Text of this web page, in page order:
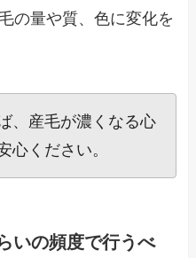
の量や質、色に変化を
、産毛が濃くなる心
心ください。
いの頻度で行うべ